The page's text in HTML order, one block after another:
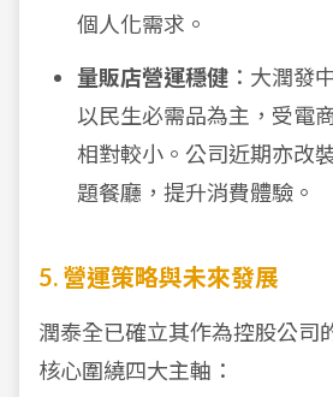
個人化需求。
量販店營運穩健 ：大潤發
以民生必需品為主，受電
相對較小。公司近期亦改
題餐廳，提升消費體驗。
5. 營運策略與未來發展
潤泰全已確立其作為控股公司
核心圍繞四大主軸：